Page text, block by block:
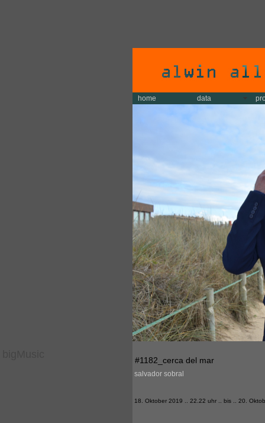
home data
#1182_cerca del mar
salvador sobral
18. Oktober 2019 .. 22.22 uhr .. bis .. 20.